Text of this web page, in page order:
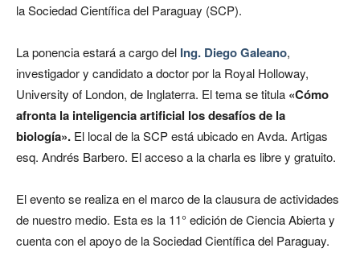
la Sociedad Científica del Paraguay (SCP).
La ponencia estará a cargo del Ing. Diego Galeano,
investigador y candidato a doctor por la Royal Holloway,
University of London, de Inglaterra. El tema se titula «Cómo
afronta la inteligencia artificial los desafíos de la
biología». El local de la SCP está ubicado en Avda. Artigas
esq. Andrés Barbero. El acceso a la charla es libre y gratuito.
El evento se realiza en el marco de la clausura de actividades
de nuestro medio. Esta es la 11° edición de Ciencia Abierta y
cuenta con el apoyo de la Sociedad Científica del Paraguay.